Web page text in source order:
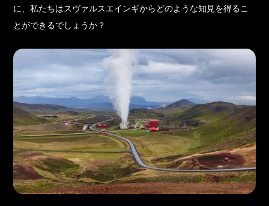
に、私たちはスヴァルスエインギからどのような知見を得るこ
とができるでしょうか？